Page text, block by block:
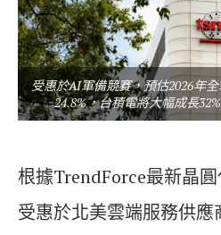
受惠於AI軍備競賽，預估2026年
24.8%，台積電將大幅成長
根據TrendForce最新晶
受惠於北美雲端服務供應